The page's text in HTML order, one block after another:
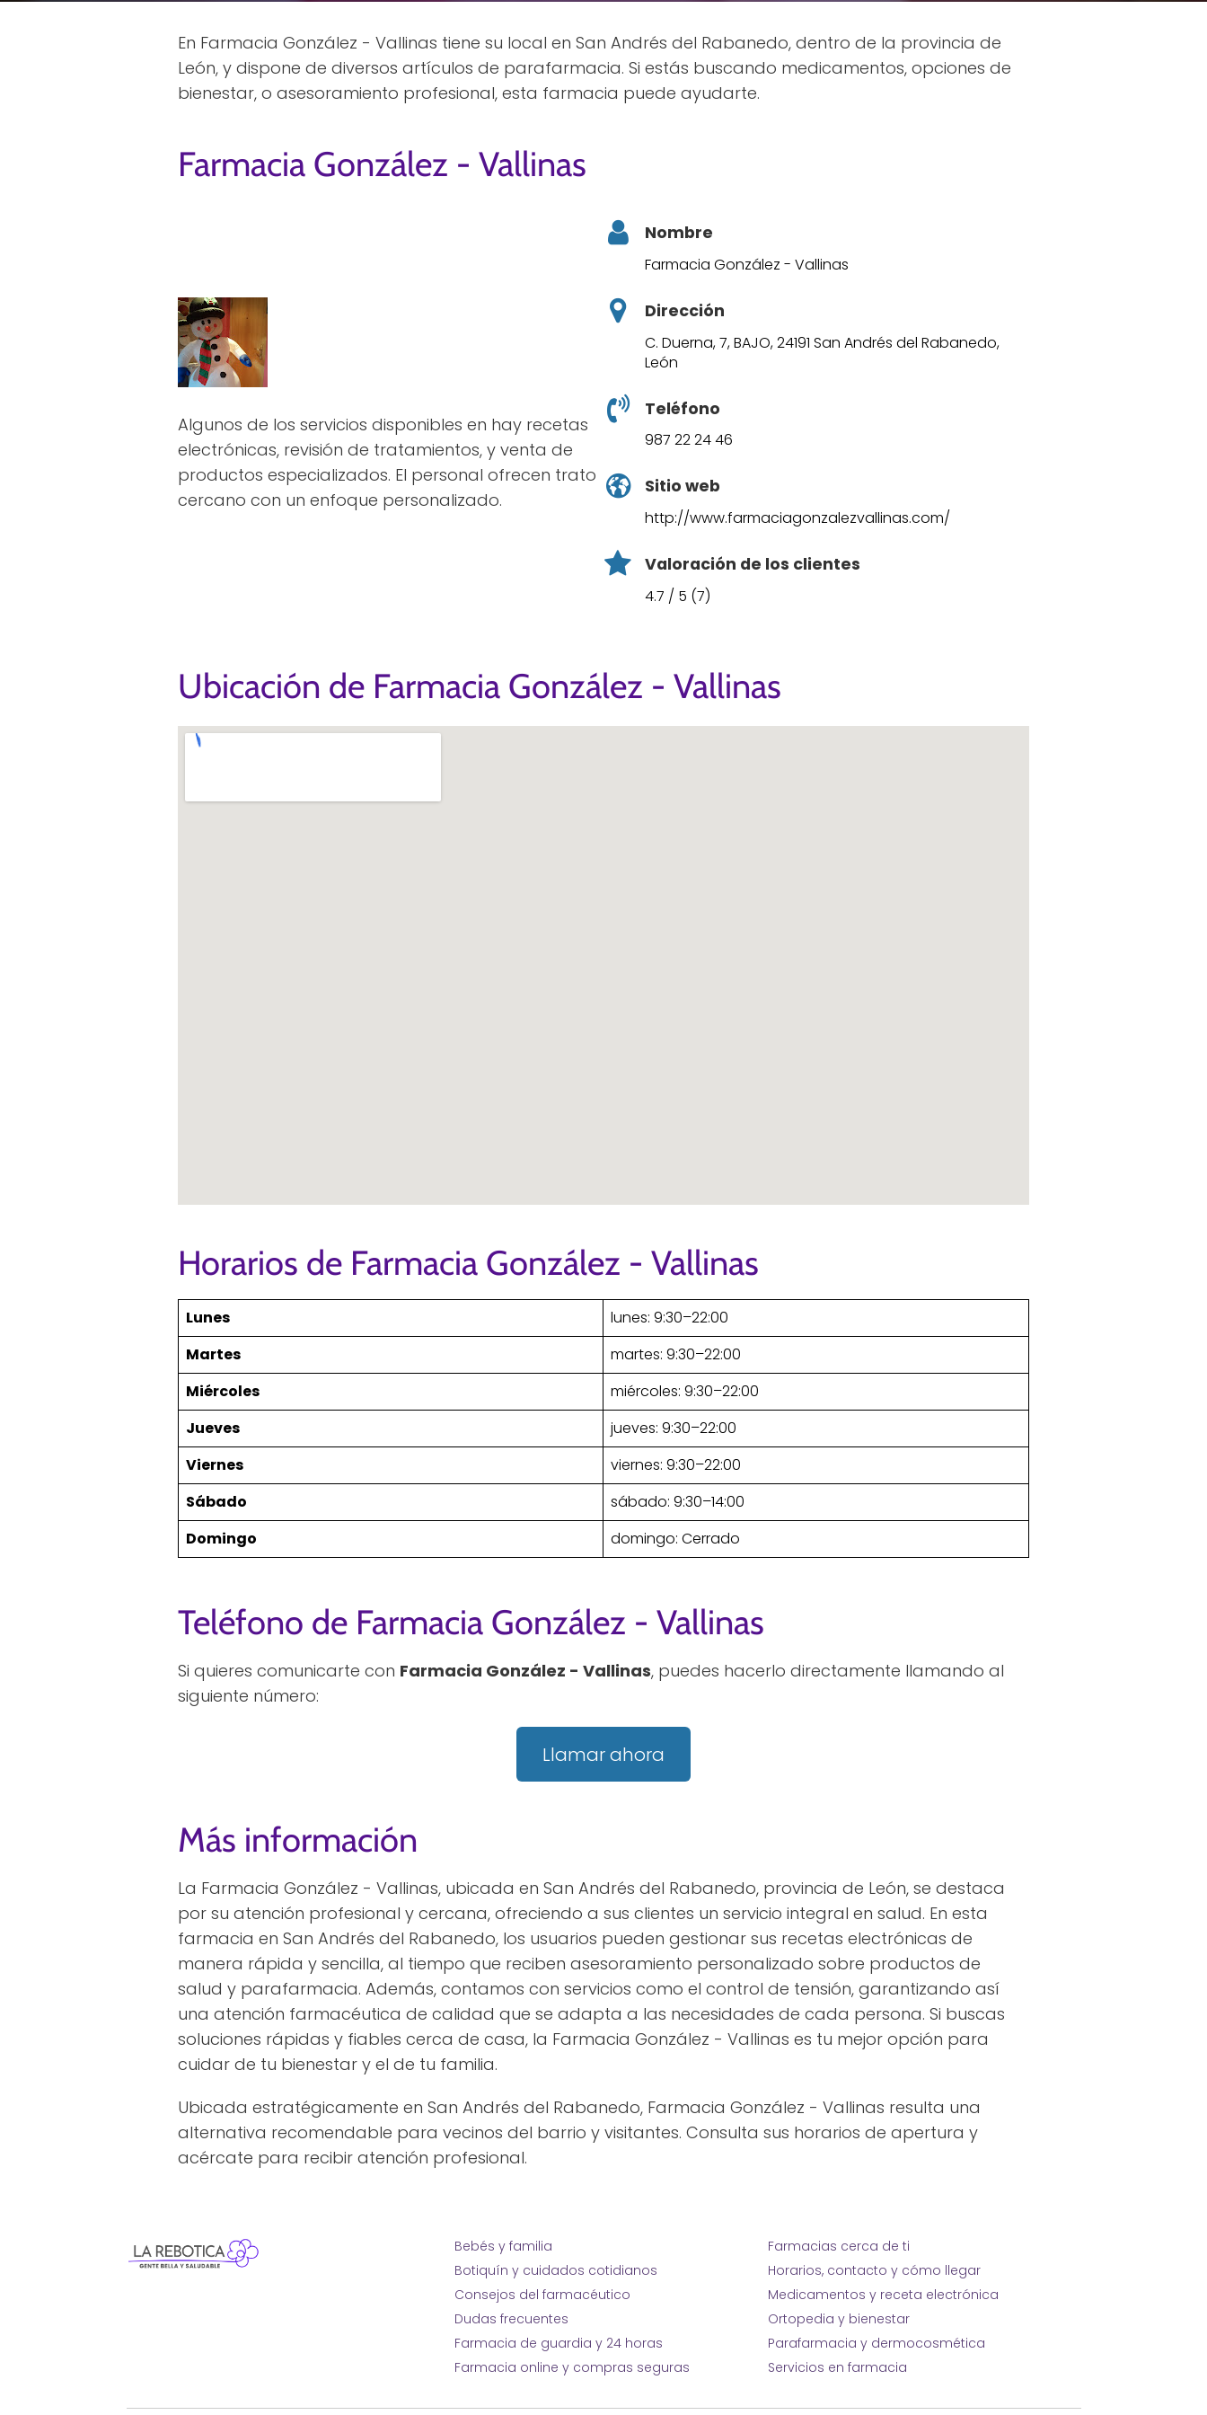
En Farmacia González - Vallinas tiene su local en San Andrés del Rabanedo, dentro de la provincia de
León, y dispone de diversos artículos de parafarmacia. Si estás buscando medicamentos, opciones de
bienestar, o asesoramiento profesional, esta farmacia puede ayudarte.
Farmacia González - Vallinas
Algunos de los servicios disponibles en hay recetas
electrónicas, revisión de tratamientos, y venta de
productos especializados. El personal ofrecen trato
cercano con un enfoque personalizado.
Nombre
Farmacia González - Vallinas
Dirección
C. Duerna, 7, BAJO, 24191 San Andrés del Rabanedo,
León
Teléfono
987 22 24 46
Sitio web
http://www.farmaciagonzalezvallinas.com/
Valoración de los clientes
4.7 / 5 (7)
Ubicación de Farmacia González - Vallinas
Horarios de Farmacia González - Vallinas
Lunes
lunes: 9:30–22:00
Martes
martes: 9:30–22:00
Miércoles
miércoles: 9:30–22:00
Jueves
jueves: 9:30–22:00
Viernes
viernes: 9:30–22:00
Sábado
sábado: 9:30–14:00
Domingo
domingo: Cerrado
Teléfono de Farmacia González - Vallinas
Si quieres comunicarte con Farmacia González - Vallinas, puedes hacerlo directamente llamando al
siguiente número:
Llamar ahora
Más información
La Farmacia González - Vallinas, ubicada en San Andrés del Rabanedo, provincia de León, se destaca
por su atención profesional y cercana, ofreciendo a sus clientes un servicio integral en salud. En esta
farmacia en San Andrés del Rabanedo, los usuarios pueden gestionar sus recetas electrónicas de
manera rápida y sencilla, al tiempo que reciben asesoramiento personalizado sobre productos de
salud y parafarmacia. Además, contamos con servicios como el control de tensión, garantizando así
una atención farmacéutica de calidad que se adapta a las necesidades de cada persona. Si buscas
soluciones rápidas y fiables cerca de casa, la Farmacia González - Vallinas es tu mejor opción para
cuidar de tu bienestar y el de tu familia.
Ubicada estratégicamente en San Andrés del Rabanedo, Farmacia González - Vallinas resulta una
alternativa recomendable para vecinos del barrio y visitantes. Consulta sus horarios de apertura y
acércate para recibir atención profesional.
Bebés y familia
Botiquín y cuidados cotidianos
Consejos del farmacéutico
Dudas frecuentes
Farmacia de guardia y 24 horas
Farmacia online y compras seguras
Farmacias cerca de ti
Horarios, contacto y cómo llegar
Medicamentos y receta electrónica
Ortopedia y bienestar
Parafarmacia y dermocosmética
Servicios en farmacia